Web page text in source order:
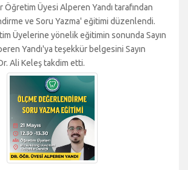
Öğretim Üyesi Alperen Yandı tarafından
ve Soru Yazma' eğitimi düzenlendi.
Üyelerine yönelik eğitimin sonunda Sayın
Yandı'ya teşekkür belgesini Sayın
Ali Keleş takdim etti.